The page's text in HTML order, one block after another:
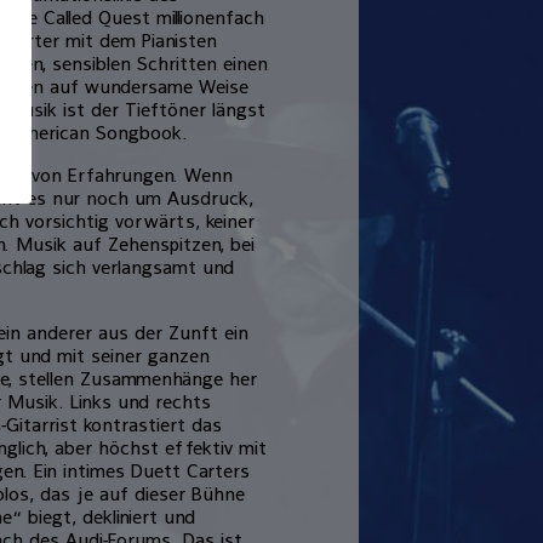
Called Quest millionenfach
mit dem Pianisten
sensiblen Schritten einen
auf wundersame Weise
Musik ist der Tieftöner längst
Songbook.
von Erfahrungen. Wenn
es nur noch um Ausdruck,
vorsichtig vorwärts, keiner
Musik auf Zehenspitzen, bei
sich verlangsamt und
anderer aus der Zunft ein
und mit seiner ganzen
stellen Zusammenhänge her
Links und rechts
Gitarrist kontrastiert das
aber höchst effektiv mit
Ein intimes Duett Carters
das je auf dieser Bühne
biegt, dekliniert und